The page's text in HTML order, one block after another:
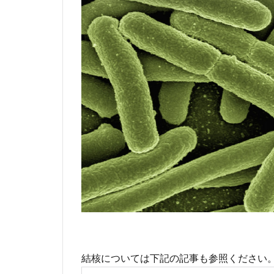
結核については下記の記事も参照ください